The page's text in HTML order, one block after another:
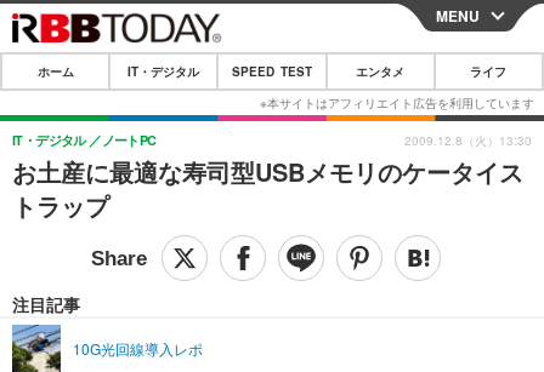
CLOSE
ホーム
IT・デジタル
IT・デジタルTOP スマートフォン
ショッピング その他
SPEED TEST
エンタメTOP 映画・ドラマ
ライフTOP
リリース一覧
MENU
ホーム IT・デジタル SPEED TEST エンタメ ライフ
お土産に最適な寿司型USBメモリのケータイス
トラップ
IT・デジタル ノートPC
注目記事
10G光回線導入レポ
2009.12.8（火）13:30